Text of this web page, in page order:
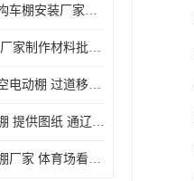
佛山市膜结构车棚安装厂家发货安装
膜结构车棚 厂家制作材料批发安装一体式工厂
佛山大型架空电动棚 过道移动雨蓬 屋轨道悬空棚免费测量
篮球场景观棚 提供图纸 通辽膜结构厂家
北海物流雨棚厂家 体育场看台雨棚 价格优惠